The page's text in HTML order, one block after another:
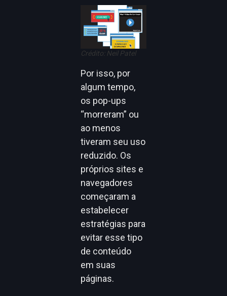
Crédito: Neil Patel
Por isso, por
algum tempo,
os pop-ups
“morreram” ou
ao menos
tiveram seu uso
reduzido. Os
próprios sites e
navegadores
começaram a
estabelecer
estratégias para
evitar esse tipo
de conteúdo
em suas
páginas.